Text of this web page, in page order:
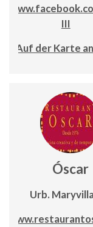
III
Auf der Karte
Óscar
Urb.